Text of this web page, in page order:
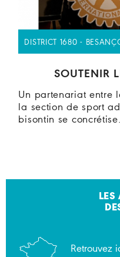
DISTRICT 1680 -
SOUTENIR
Un partenariat entre
la section de sport
bisontin se
Retrouvez